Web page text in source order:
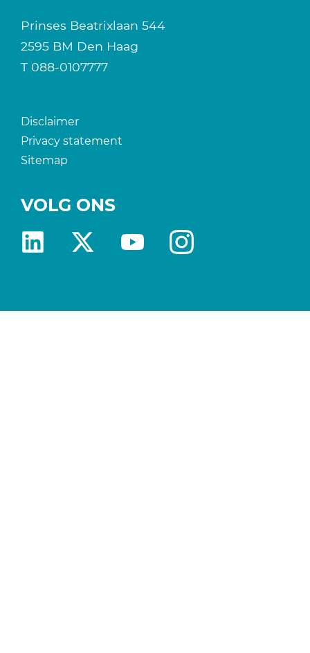
Prinses Beatrixlaan 544
2595 BM Den Haag
T 088-0107777
Disclaimer
Privacy statement
Sitemap
VOLG ONS